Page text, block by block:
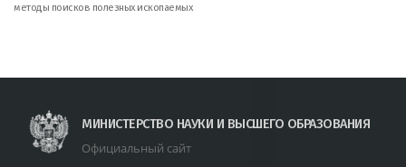
методы поисков полезных ископаемых
МИНИСТЕРСТВО НАУКИ И ВЫСШЕГО ОБРАЗОВАНИЯ
Официальный сайт